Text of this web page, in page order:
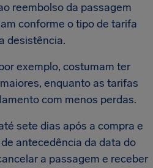
reembolso da passagem
conforme o tipo de tarifa
desistência.
exemplo, costumam ter
enquanto as tarifas
com menos perdas.
sete dias após a compra e
antecedência da data do
a passagem e receber